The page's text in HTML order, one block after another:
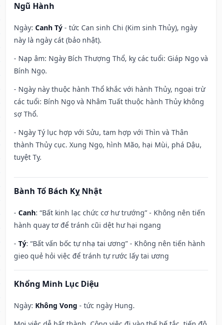
Ngũ Hành
Ngày: Canh Tý - tức Can sinh Chi (Kim sinh Thủy), ngày
này là ngày cát (bảo nhật).
- Nạp âm: Ngày Bích Thượng Thổ, kỵ các tuổi: Giáp Ngọ và
Bính Ngọ.
- Ngày này thuộc hành Thổ khắc với hành Thủy, ngoại trừ
các tuổi: Bính Ngọ và Nhâm Tuất thuộc hành Thủy không
sợ Thổ.
- Ngày Tý lục hợp với Sửu, tam hợp với Thìn và Thân
thành Thủy cục. Xung Ngọ, hình Mão, hại Mùi, phá Dậu,
tuyệt Tỵ.
Bành Tổ Bách Kỵ Nhật
- Canh: “Bất kinh lạc chức cơ hư trướng” - Không nên tiến
hành quay tơ để tránh cũi dệt hư hại ngang
- Tý: “Bất vấn bốc tự nhạ tai ương” - Không nên tiến hành
gieo quẻ hỏi việc để tránh tự rước lấy tai ương
Khổng Minh Lục Diệu
Ngày: Không Vong - tức ngày Hung.